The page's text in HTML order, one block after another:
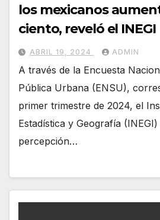
los mexicanos
ciento, reveló el INEGI
ABRIL 19, 2024 ADMIN
A través de la Encuesta
Pública Urbana (ENSU),
primer trimestre de 2024, el
Estadística y Geografía
percepción…